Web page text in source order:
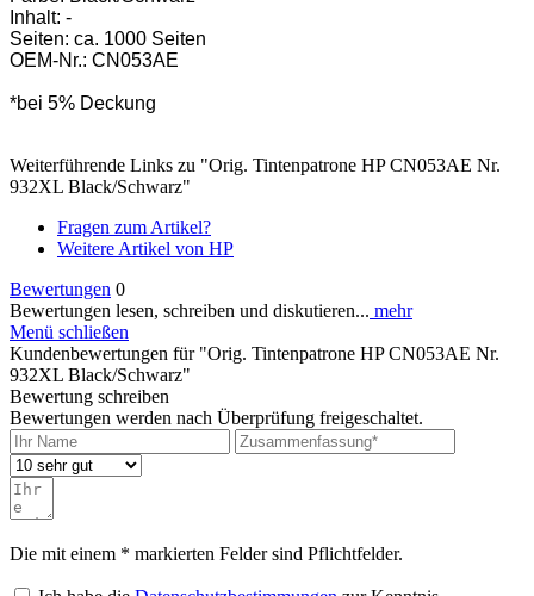
Inhalt: -
Seiten: ca. 1000 Seiten
OEM-Nr.: CN053AE
*bei 5% Deckung
Weiterführende Links zu "Orig. Tintenpatrone HP CN053AE Nr.
932XL Black/Schwarz"
Fragen zum Artikel?
Weitere Artikel von HP
Bewertungen 0
Bewertungen lesen, schreiben und diskutieren... mehr
Menü schließen
Kundenbewertungen für "Orig. Tintenpatrone HP CN053AE Nr.
932XL Black/Schwarz"
Bewertung schreiben
Bewertungen werden nach Überprüfung freigeschaltet.
Die mit einem * markierten Felder sind Pflichtfelder.